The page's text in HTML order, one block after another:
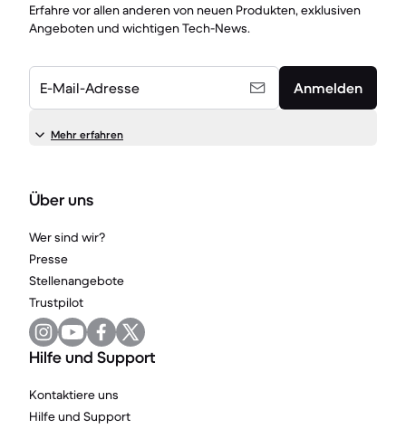
Erfahre vor allen anderen von neuen Produkten, exklusiven
Angeboten und wichtigen Tech-News.
E-Mail-Adresse Anmelden
Mehr erfahren
Über uns
Wer sind wir?
Presse
Stellenangebote
Trustpilot
Hilfe und Support
Kontaktiere uns
Hilfe und Support